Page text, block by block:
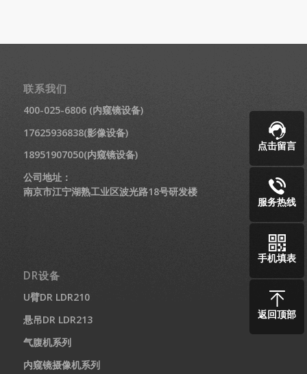
联系我们
400-025-6806 (内窥镜设备)
17625936838(影像设备)
18951907050(内窥镜设备)
公司地址：
南京市江宁湖熟工业区波光路18号研发楼
DR设备
U臂DR LDR210
悬吊DR LDR213
气腹机系列
内窥镜摄像机系列
点击留言
服务热线
手机填表
返回顶部